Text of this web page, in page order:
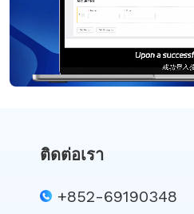
ติดต่อเรา
+852-69190348